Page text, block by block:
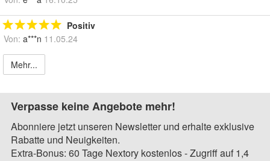
Positiv
Von: a***n 11.05.24
Mehr...
Verpasse keine Angebote mehr!
Abonniere jetzt unseren Newsletter und erhalte exklusive
Rabatte und Neuigkeiten.
Extra-Bonus: 60 Tage Nextory kostenlos - Zugriff auf 1,4